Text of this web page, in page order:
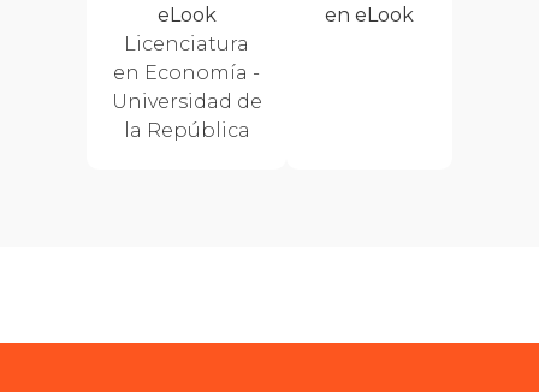
eLook
Licenciatura
en Economía -
Universidad de
la República
en eLook